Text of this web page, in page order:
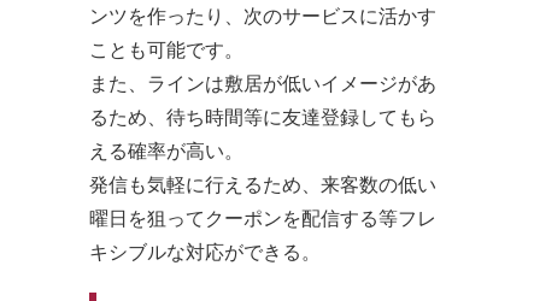
ンツを作ったり、次のサービスに活かす
ことも可能です。
また、ラインは敷居が低いイメージがあ
るため、待ち時間等に友達登録してもら
える確率が高い。
発信も気軽に行えるため、来客数の低い
曜日を狙ってクーポンを配信する等フレ
キシブルな対応ができる。